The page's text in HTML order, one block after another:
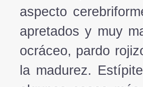
aspecto
apretados y muy
ocráceo, pardo
la madurez.